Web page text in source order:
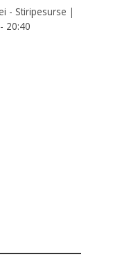
- Stiripesurse |
20:40